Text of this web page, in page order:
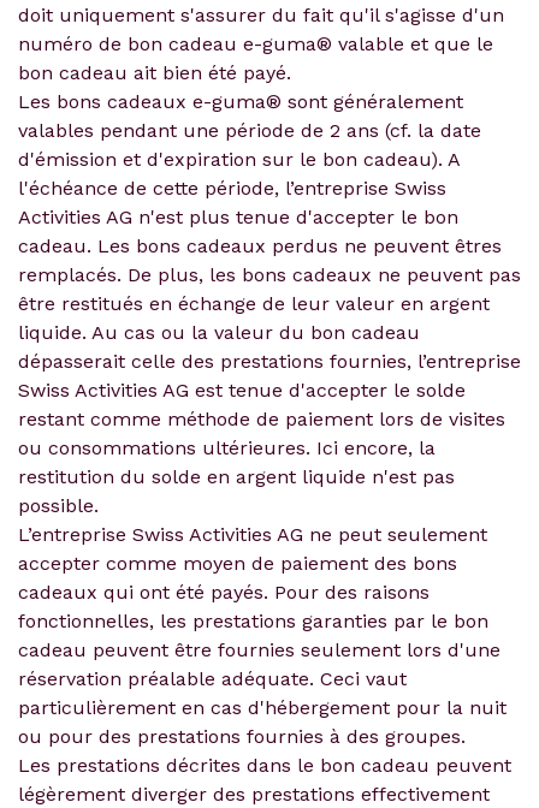
doit uniquement s'assurer du fait qu'il s'agisse d'un
numéro de bon cadeau e-guma® valable et que le
bon cadeau ait bien été payé.
Les bons cadeaux e-guma® sont généralement
valables pendant une période de 2 ans (cf. la date
d'émission et d'expiration sur le bon cadeau). A
l'échéance de cette période, l’entreprise Swiss
Activities AG n'est plus tenue d'accepter le bon
cadeau. Les bons cadeaux perdus ne peuvent êtres
remplacés. De plus, les bons cadeaux ne peuvent pas
être restitués en échange de leur valeur en argent
liquide. Au cas ou la valeur du bon cadeau
dépasserait celle des prestations fournies, l’entreprise
Swiss Activities AG est tenue d'accepter le solde
restant comme méthode de paiement lors de visites
ou consommations ultérieures. Ici encore, la
restitution du solde en argent liquide n'est pas
possible.
L’entreprise Swiss Activities AG ne peut seulement
accepter comme moyen de paiement des bons
cadeaux qui ont été payés. Pour des raisons
fonctionnelles, les prestations garanties par le bon
cadeau peuvent être fournies seulement lors d'une
réservation préalable adéquate. Ceci vaut
particulièrement en cas d'hébergement pour la nuit
ou pour des prestations fournies à des groupes.
Les prestations décrites dans le bon cadeau peuvent
légèrement diverger des prestations effectivement